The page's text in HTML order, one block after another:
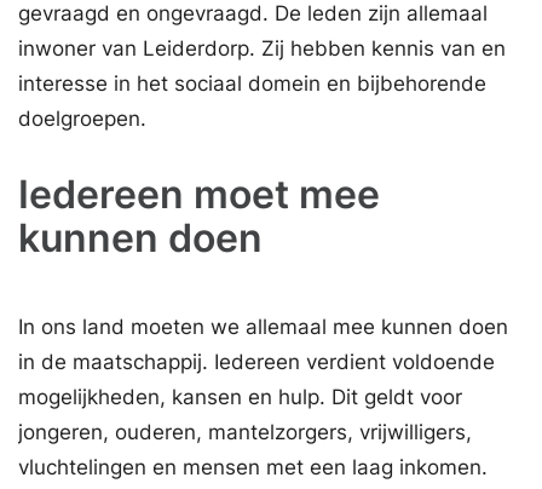
gevraagd en ongevraagd. De leden zijn allemaal
inwoner van Leiderdorp. Zij hebben kennis van en
interesse in het sociaal domein en bijbehorende
doelgroepen.
Iedereen moet mee
kunnen doen
In ons land moeten we allemaal mee kunnen doen
in de maatschappij. Iedereen verdient voldoende
mogelijkheden, kansen en hulp. Dit geldt voor
jongeren, ouderen, mantelzorgers, vrijwilligers,
vluchtelingen en mensen met een laag inkomen.